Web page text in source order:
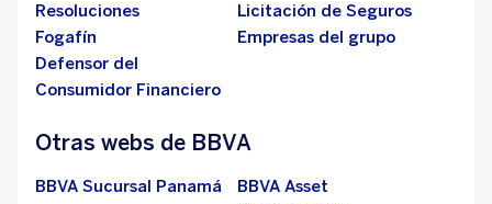
Resoluciones
Licitación de Seguros
Fogafín
Empresas del grupo
Defensor del
Consumidor Financiero
Otras webs de BBVA
BBVA Sucursal Panamá
BBVA Asset